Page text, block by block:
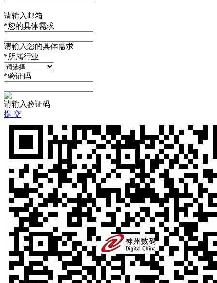
请输入邮箱
*您的具体需求
请输入您的具体需求
*所属行业
*验证码
请输入验证码
提 交